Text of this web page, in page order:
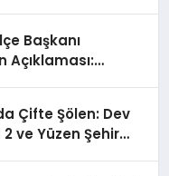
Başkanı
Açıklaması:
Çifte Şölen: Dev
ve Yüzen Şehir